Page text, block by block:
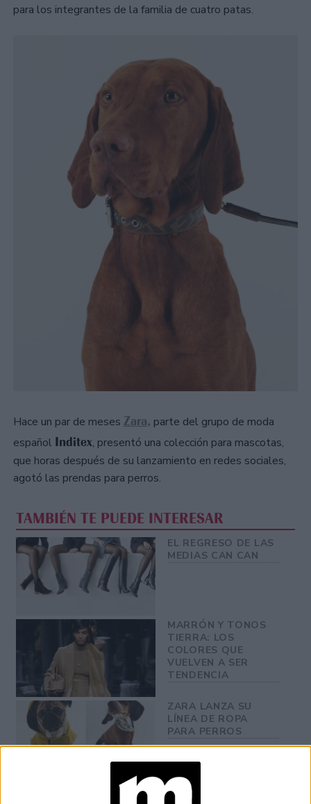
para los integrantes de la familia de cuatro patas.
Hace un par de meses Zara, parte del grupo de moda
español Inditex, presentó una colección para mascotas,
que horas después de su lanzamiento en redes sociales,
agotó las prendas para perros.
TAMBIÉN TE PUEDE INTERESAR
EL REGRESO DE LAS
MEDIAS CAN CAN
MARRÓN Y TONOS
TIERRA: LOS
COLORES QUE
VUELVEN A SER
TENDENCIA
ZARA LANZA SU
LÍNEA DE ROPA
PARA PERROS